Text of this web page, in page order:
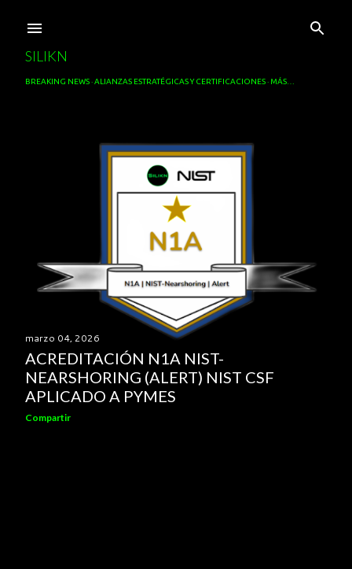
SILIKN
BREAKING NEWS ALIANZAS ESTRATÉGICAS Y CERTIFICACIONES MÁS…
a
s
marzo 04, 2026
ACREDITACIÓN N1A NIST-
NEARSHORING (ALERT) NIST CSF
APLICADO A PYMES
Compartir